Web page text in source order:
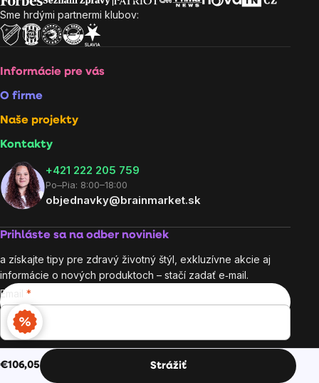
€106,05
Jednotková cena:
Strážiť
Sme hrdými partnermi klubov:
Informácie pre vás
O firme
Naše projekty
Kontakty
+421 222 205 759
Po–Pia: 8:00–18:00
objednavky@brainmarket.sk
Prihláste sa na odber noviniek
a získajte tipy pre zdravý životný štýl, exkluzívne akcie aj
informácie o nových produktoch – stačí zadať e‑mail.
Email
Vložením e-mailu súhlasíte s
podmienkami ochrany